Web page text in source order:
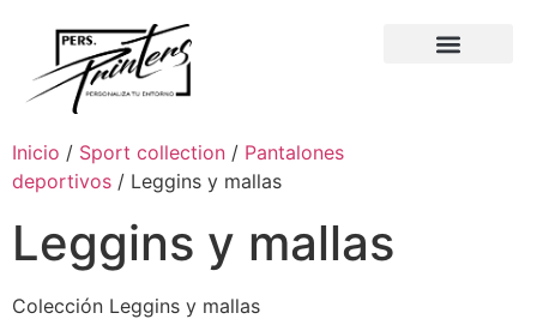
Inicio / Sport collection / Pantalones
deportivos / Leggins y mallas
Leggins y mallas
Colección Leggins y mallas